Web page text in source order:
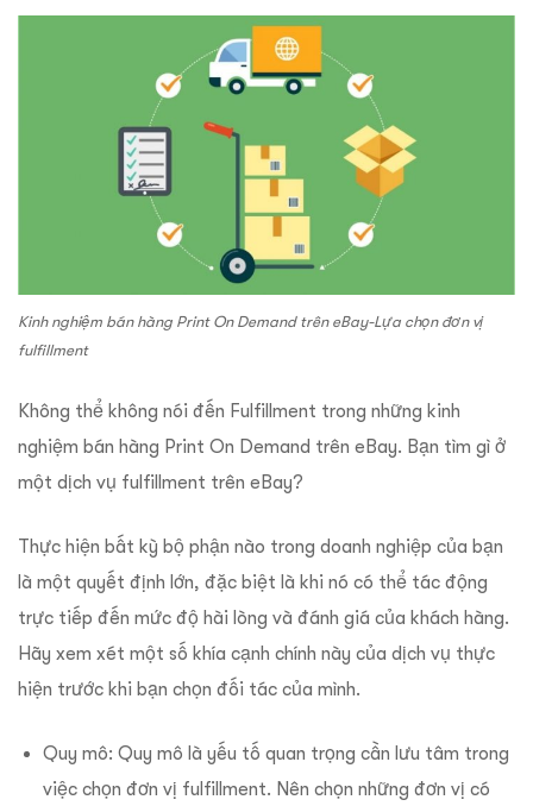
Kinh nghiệm bán hàng Print On Demand trên eBay-Lựa chọn đơn vị
fulfillment
Không thể không nói đến Fulfillment trong những kinh
nghiệm bán hàng Print On Demand trên eBay. Bạn tìm gì ở
một dịch vụ fulfillment trên eBay?
Thực hiện bất kỳ bộ phận nào trong doanh nghiệp của bạn
là một quyết định lớn, đặc biệt là khi nó có thể tác động
trực tiếp đến mức độ hài lòng và đánh giá của khách hàng.
Hãy xem xét một số khía cạnh chính này của dịch vụ thực
hiện trước khi bạn chọn đối tác của mình.
Quy mô: Quy mô là yếu tố quan trọng cần lưu tâm trong
việc chọn đơn vị fulfillment. Nên chọn những đơn vị có